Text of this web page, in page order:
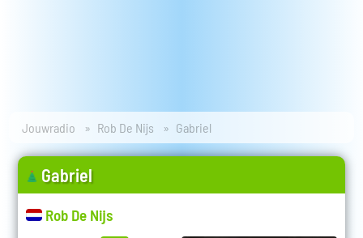
Jouwradio Rob De Nijs Gabriel
Gabriel
Rob De Nijs